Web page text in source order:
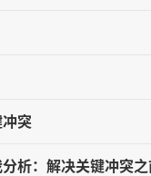
突
析：解决关键冲突